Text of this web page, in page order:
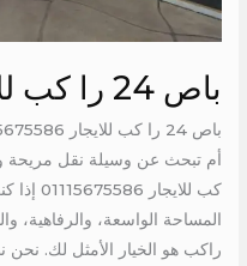
باص 24 را كب للايجار
كب
راكب هو الخيار الأمثل لك.